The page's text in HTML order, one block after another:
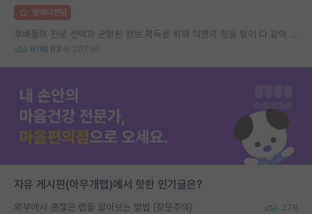
명예의전당
후배들의 진로 선택과 균형된 정보 획득을 위해 익명의 힘을 빌어 다 같이 연봉 공개 타임 한번 갖는 것 어때요?
81 63 20730
자유 게시판(아무개랩)에서 핫한 인기글은?
외부에서 괜찮은 랩을 알아보는 방법 (장문주의) 278